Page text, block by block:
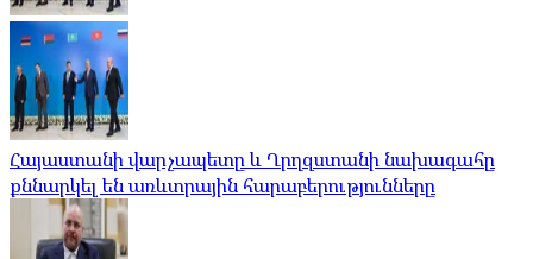
Հայաստանի վարչապետը և Ղրղզստանի նախագահը
քննարկել են առևտրային հարաբերությունները